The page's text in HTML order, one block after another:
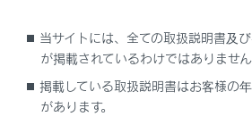
LTA（レーントレーシングアシ
当サイトには、全ての取扱説明書及
が掲載されているわけではありません
掲載している取扱説明書はお客様の
があります。